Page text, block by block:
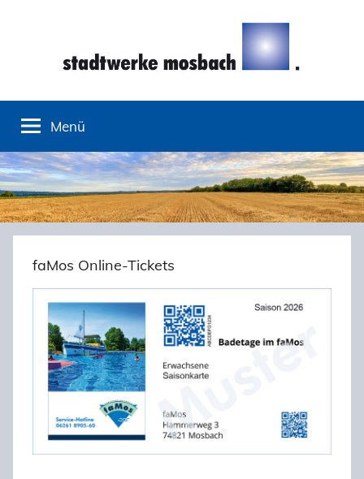
Stadtwerke
Mosbach
Menü
faMos Online-Tickets